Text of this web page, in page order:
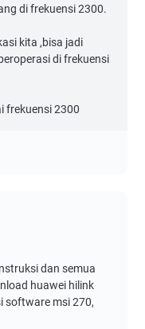
di frekuensi 2300.
kita ,bisa jadi
di frekuensi
frekuensi 2300
dan semua
huawei hilink
software msi 270,